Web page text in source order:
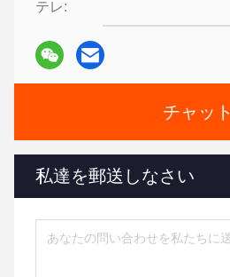
テレ:
チャット
私達を郵送しなさい